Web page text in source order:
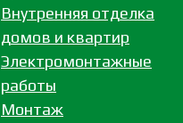
Внутренняя отделка
домов и квартир
Электромонтажные
работы
Монтаж